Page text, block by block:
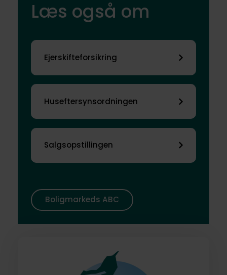
elinstallationerne.
Læs også om
Ejerskifteforsikring
Huseftersynsordningen
Salgsopstillingen
Boligmarkeds ABC